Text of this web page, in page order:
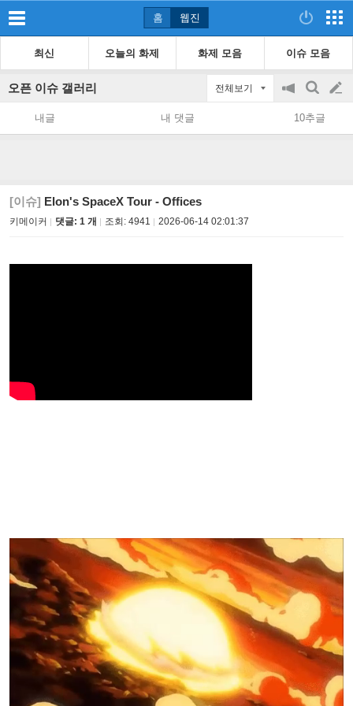
홈 웹진
최신 오늘의 화제 화제 모음 이슈 모음
오픈 이슈 갤러리 전체보기
공
지
on/off
검
색
글
쓰
내글 내 댓글 10추글
[이슈] Elon's SpaceX Tour - Offices
키메이커 댓글: 1 개 조회: 4941 2026-06-14 02:01:37